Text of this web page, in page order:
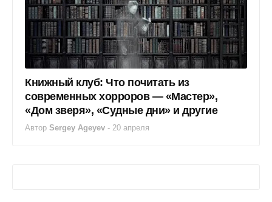
Книжный клуб: Что почитать из
современных хорроров — «Мастер»,
«Дом зверя», «Судные дни» и другие
Автор Sergey Ageyev - 20 апреля